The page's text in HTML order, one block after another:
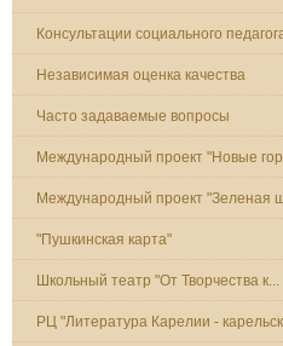
Консультации социального
Независимая оценка качества
Часто задаваемые вопросы
Международный проект "Новые
Международный проект "Зеленая
"Пушкинская карта"
Школьный театр "От Творчества
РЦ "Литература Карелии -